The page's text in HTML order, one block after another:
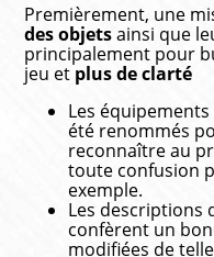
Premièrement, une
des objetsainsi que
principalement pour
jeu et plus de clarté
Les
été renommés
reconnaître au
toute confusion
exemple.
Les descriptions
confèrent un
modifiées de